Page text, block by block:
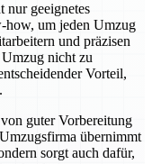
nur geeignetes
how, um jeden Umzug
und präzisen
nicht zu
Vorteil,
guter Vorbereitung
übernimmt
sorgt auch dafür,